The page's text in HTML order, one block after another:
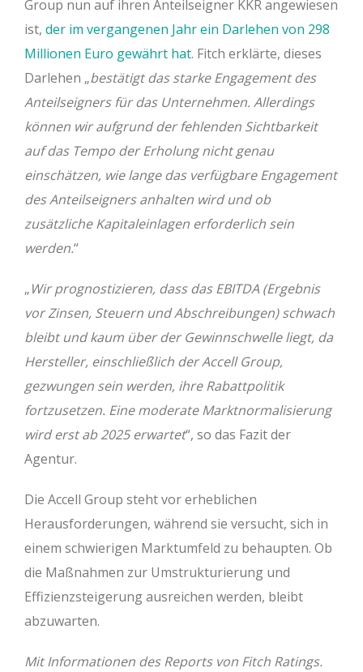
Group nun auf ihren Anteilseigner KKR angewiesen
ist, der im vergangenen Jahr ein Darlehen von 298
Millionen Euro gewährt hat. Fitch erklärte, dieses
Darlehen „bestätigt das starke Engagement des
Anteilseigners für das Unternehmen. Allerdings
können wir aufgrund der fehlenden Sichtbarkeit
auf das Tempo der Erholung nicht genau
einschätzen, wie lange das verfügbare Engagement
des Anteilseigners anhalten wird und ob
zusätzliche Kapitaleinlagen erforderlich sein
werden.“
„Wir prognostizieren, dass das EBITDA (Ergebnis
vor Zinsen, Steuern und Abschreibungen) schwach
bleibt und kaum über der Gewinnschwelle liegt, da
Hersteller, einschließlich der Accell Group,
gezwungen sein werden, ihre Rabattpolitik
fortzusetzen. Eine moderate Marktnormalisierung
wird erst ab 2025 erwartet“, so das Fazit der
Agentur.
Die Accell Group steht vor erheblichen
Herausforderungen, während sie versucht, sich in
einem schwierigen Marktumfeld zu behaupten. Ob
die Maßnahmen zur Umstrukturierung und
Effizienzsteigerung ausreichen werden, bleibt
abzuwarten.
Mit Informationen des Reports von Fitch Ratings.